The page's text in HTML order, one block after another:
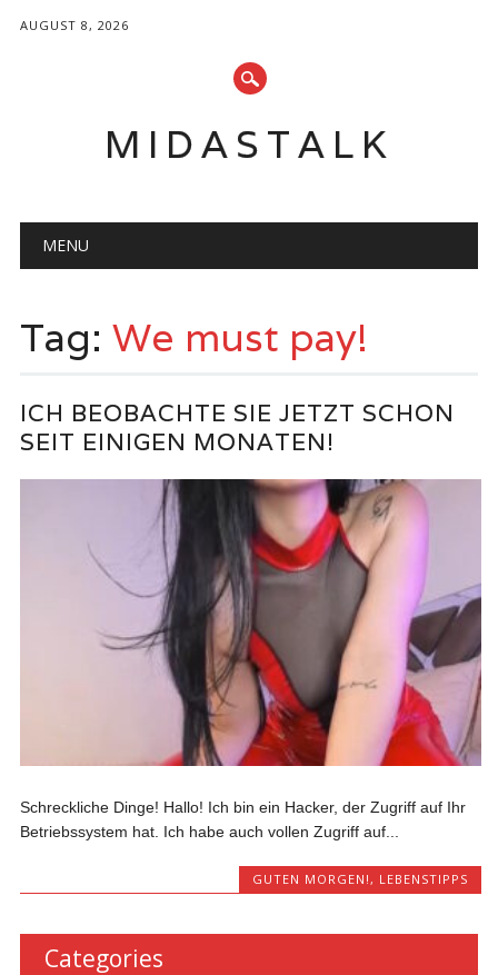
AUGUST 8, 2026
MIDASTALK
Main menu
MENU
Tag: We must pay!
ICH BEOBACHTE SIE JETZT SCHON
SEIT EINIGEN MONATEN!
Schreckliche Dinge! Hallo! Ich bin ein Hacker, der Zugriff auf Ihr
Betriebssystem hat. Ich habe auch vollen Zugriff auf...
GUTEN MORGEN!, LEBENSTIPPS
Categories